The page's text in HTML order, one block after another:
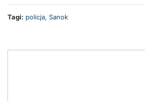
Tagi: policja, Sanok